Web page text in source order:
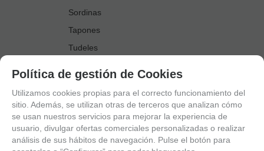
Sordinas
Tapones
Tudeles
Accesorios Saxo Tenor
Abrazaderas
Anillo Fonico Saxo Tenor
Atriles Marcha
Política de gestión de Cookies
Utilizamos cookies propias para el correcto funcionamiento del
sitio. Además, se utilizan otras de terceros que analizan cómo
se usan nuestros servicios para mejorar la experiencia de
usuario, divulgar ofertas comerciales personalizadas o realizar
análisis de sus hábitos de navegación. Pulse el botón para